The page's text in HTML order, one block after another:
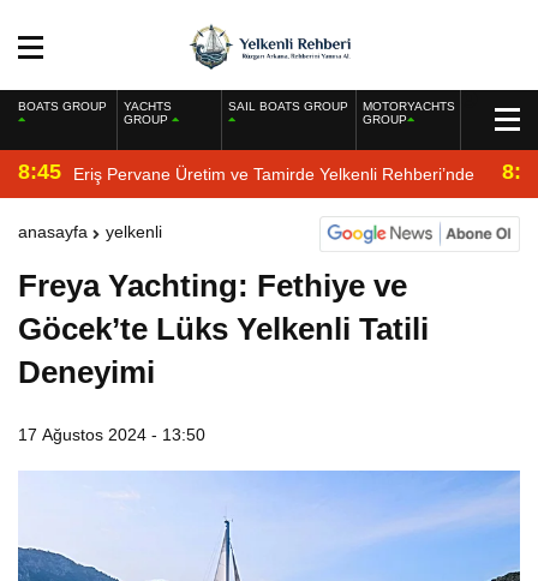
BOATS GROUP
YACHTS
GROUP
SAIL BOATS GROUP
MOTORYACHTS
GROUP
8:45 Eriş Pervane Üretim ve Tamirde Yelkenli Rehberi’nde
anasayfa yelkenli
Freya Yachting: Fethiye ve
Göcek’te Lüks Yelkenli Tatili
Deneyimi
17 Ağustos 2024 - 13:50